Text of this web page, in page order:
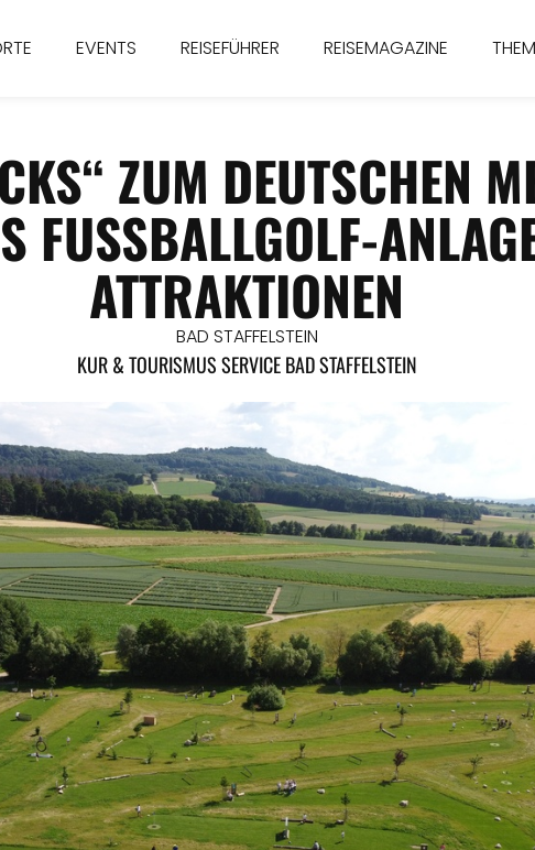
EVENTS REISEFÜHRER REISEMAGAZINE
ZUM DEUTSCHEN
FUSSBALLGOLF-
TTRAKTIONEN
BAD STAFFELSTEIN
KUR & TOURISMUS SERVICE BAD STAFFELSTEIN